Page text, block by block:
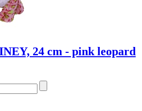
24 cm - pink leopard